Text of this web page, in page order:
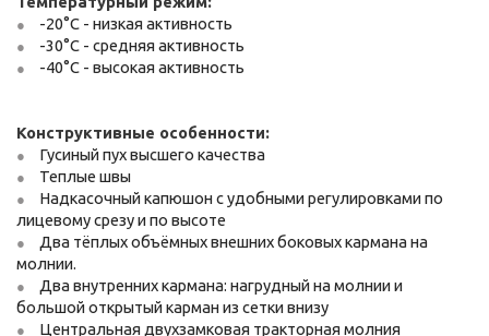
-20°С - низкая активность
-30°С - средняя активность
-40°С - высокая активность
Конструктивные особенности:
Гусиный пух высшего качества
Теплые швы
Надкасочный капюшон с удобными регулировками по
лицевому срезу и по высоте
Два тёплых объёмных внешних боковых кармана на
молнии.
Два внутренних кармана: нагрудный на молнии и
большой открытый карман из сетки внизу
Центральная двухзамковая тракторная молния